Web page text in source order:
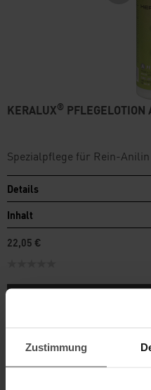
Zustimmung
KERALUX® PFLEGELOTION
Spezialpflege für Rein-
Details
Inhalt
22,05 €
ZUM